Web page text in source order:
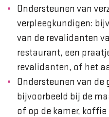
Ondersteunen van
verpleegkundigen:
van de revalidanten
restaurant, een
revalidanten, of het
Ondersteunen van
bijvoorbeeld bij de
of op de kamer,